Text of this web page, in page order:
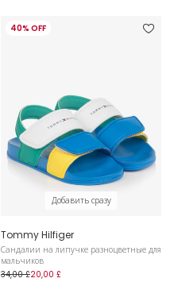
40% OFF
Добавить сразу
Tommy Hilfiger
Сандалии на липучке разноцветные для
мальчиков
34,00 £20,00 £